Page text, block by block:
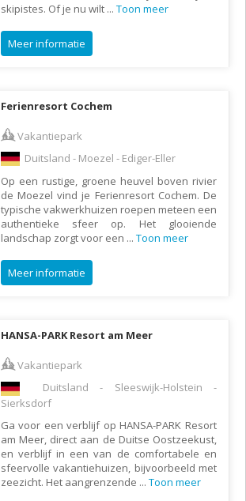
skipistes. Of je nu wilt ... Toon meer
Meer informatie
Ferienresort Cochem
Vakantiepark
Duitsland - Moezel - Ediger-Eller
Op een rustige, groene heuvel boven rivier
de Moezel vind je Ferienresort Cochem. De
typische vakwerkhuizen roepen meteen een
authentieke sfeer op. Het glooiende
landschap zorgt voor een ... Toon meer
Meer informatie
HANSA-PARK Resort am Meer
Vakantiepark
Duitsland - Sleeswijk-Holstein -
Sierksdorf
Ga voor een verblijf op HANSA-PARK Resort
am Meer, direct aan de Duitse Oostzeekust,
en verblijf in een van de comfortabele en
sfeervolle vakantiehuizen, bijvoorbeeld met
zeezicht. Het aangrenzende ... Toon meer